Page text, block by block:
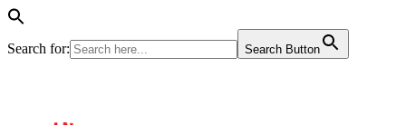
Search for: Search Button